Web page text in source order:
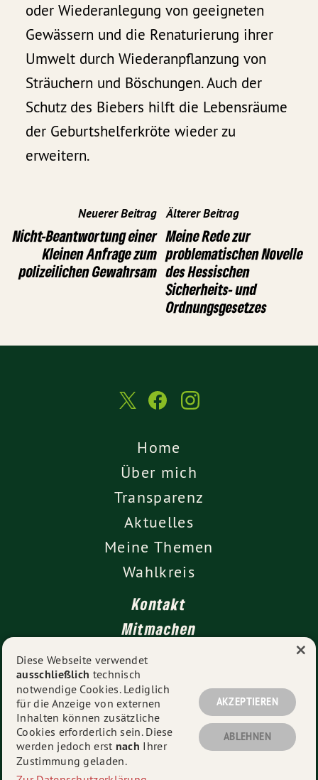
oder Wiederanlegung von geeigneten
Gewässern und die Renaturierung ihrer
Umwelt durch Wiederanpflanzung von
Sträuchern und Böschungen. Auch der
Schutz des Biebers hilft die Lebensräume
der Geburtshelferkröte wieder zu
erweitern.
Neuerer Beitrag
Nicht-Beantwortung einer
Kleinen Anfrage zum
polizeilichen Gewahrsam
Älterer Beitrag
Meine Rede zur
problematischen Novelle
des Hessischen
Sicherheits- und
Ordnungsgesetzes
Home
Über mich
Transparenz
Aktuelles
Meine Themen
Wahlkreis
Kontakt
Mitmachen
Impressum
Datenschutz
© 2026Vanessa Gronemann MdL
- Alle Rechte
Diese Webseite verwendet
ausschließlich technisch
notwendige Cookies. Lediglich
für die Anzeige von externen
Inhalten können zusätzliche
Cookies erforderlich sein. Diese
werden jedoch erst nach Ihrer
Zustimmung geladen.
AKZEPTIEREN
ABLEHNEN
×